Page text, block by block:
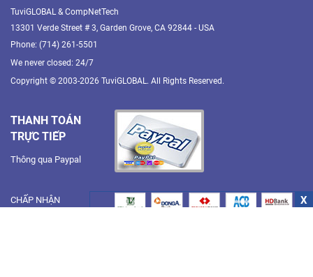
TuviGLOBAL & CompNetTech
13301 Verde Street # 3, Garden Grove, CA 92844 - USA
Phone: (714) 261-5501
We never closed: 24/7
Copyright © 2003-2026 TuviGLOBAL. All Rights Reserved.
THANH TOÁN
TRỰC TIẾP
Thông qua Paypal
CHẤP NHẬN X